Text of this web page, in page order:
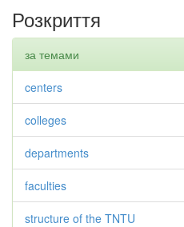
Розкриття
за темами
centers
colleges
departments
faculties
structure of the TNTU